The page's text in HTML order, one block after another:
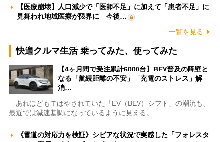
【医療崩壊】人口減少で「医師不足」に加えて「患者不足」に
見舞われ地域医療が限界に 今後…
一覧を見る
快適クルマ生活 乗ってみた、使ってみた
【4ヶ月間で受注累計6000台】BEV普及の障壁と
なる「航続距離の不安」「充電のストレス」解
消…
あれほどもてはやされていた「EV（BEV）シフト」の潮流も、
最近では減速基調になっているように見える。…
《雪道の対応力を検証》シビアな状況で実感した「フォレスタ